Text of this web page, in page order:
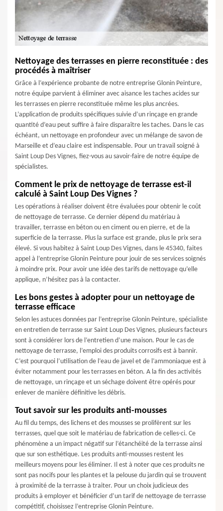
Nettoyage des terrasses en pierre reconstituée : des
procédés à maîtriser
Grâce à l’expérience probante de notre entreprise Glonin Peinture,
notre équipe parvient à éliminer avec aisance les taches acides sur
les terrasses en pierre reconstituée même les plus ancrées.
L’application de produits spécifiques suivie d’un rinçage en grande
quantité d’eau peut suffire à faire disparaître les taches. Dans le cas
échéant, un nettoyage en profondeur avec un mélange de savon de
Marseille et d’eau claire est indispensable. Pour un travail soigné à
Saint Loup Des Vignes, fiez-vous au savoir-faire de notre équipe de
spécialistes.
Comment le prix de nettoyage de terrasse est-il
calculé à Saint Loup Des Vignes ?
Les opérations à réaliser doivent être évaluées pour obtenir le coût
de nettoyage de terrasse. Ce dernier dépend du matériau à
travailler, terrasse en béton ou en ciment ou en pierre, et de la
superficie de la terrasse. Plus la surface est grande, plus le prix sera
élevé. Si vous habitez à Saint Loup Des Vignes, dans le 45340, faites
appel à l’entreprise Glonin Peinture pour jouir de ses services soignés
à moindre prix. Pour avoir une idée des tarifs de nettoyage qu’elle
applique, n’hésitez pas à la contacter.
Les bons gestes à adopter pour un nettoyage de
terrasse efficace
Selon les astuces données par l’entreprise Glonin Peinture, spécialiste
en entretien de terrasse sur Saint Loup Des Vignes, plusieurs facteurs
sont à considérer lors de l’entretien d’une maison. Pour le cas de
nettoyage de terrasse, l’emploi des produits corrosifs est à bannir.
C’est pourquoi l’utilisation de l’eau de javel et de l’ammoniaque est à
éviter notamment pour les terrasses en béton. A la fin des activités
de nettoyage, un rinçage et un séchage doivent être opérés pour
enlever de manière définitive les débris.
Tout savoir sur les produits anti-mousses
Au fil du temps, des lichens et des mousses se prolifèrent sur les
terrasses, quel que soit le matériau de fabrication de celles-ci. Ce
phénomène a un impact négatif sur l’étanchéité de la terrasse ainsi
que sur son esthétique. Les produits anti-mousses restent les
meilleurs moyens pour les éliminer. Il est à noter que ces produits ne
sont pas nocifs pour les plantes et la pelouse du jardin qui se trouvent
à proximité de la terrasse à traiter. Pour un choix judicieux des
produits à employer et bénéficier d’un tarif de nettoyage de terrasse
compétitif, choisissez l’entreprise Glonin Peinture.